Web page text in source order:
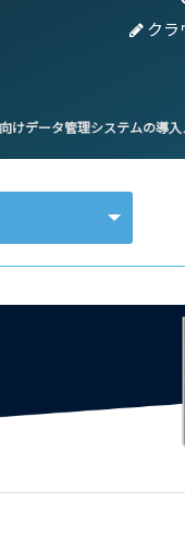
クラ
けデータ管理システムの導入